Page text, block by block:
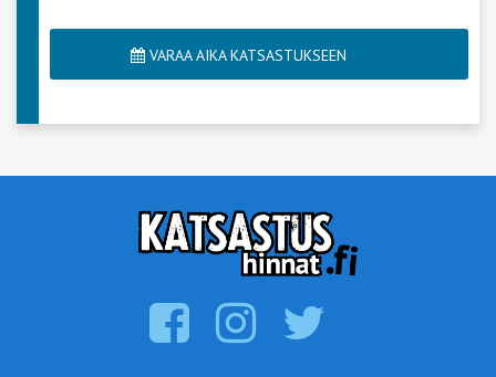
VARAA AIKA KATSASTUKSEEN